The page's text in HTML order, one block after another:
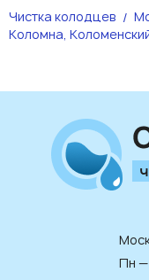
Чистка колодцев
Коломна,
Пн —